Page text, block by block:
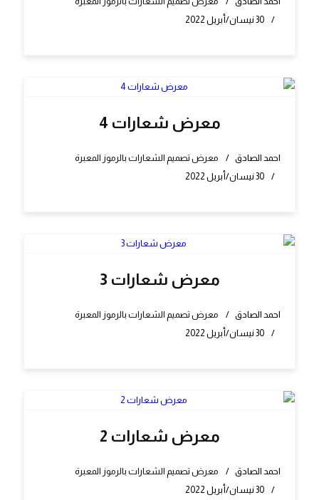
30 نيسان/أبريل 2022
معرض شعارات 4
احمد الصادق
معرض تصميم الشعارات بالرموز المعبرة
30 نيسان/أبريل 2022
معرض شعارات 3
احمد الصادق
معرض تصميم الشعارات بالرموز المعبرة
30 نيسان/أبريل 2022
معرض شعارات 2
احمد الصادق
معرض تصميم الشعارات بالرموز المعبرة
30 نيسان/أبريل 2022